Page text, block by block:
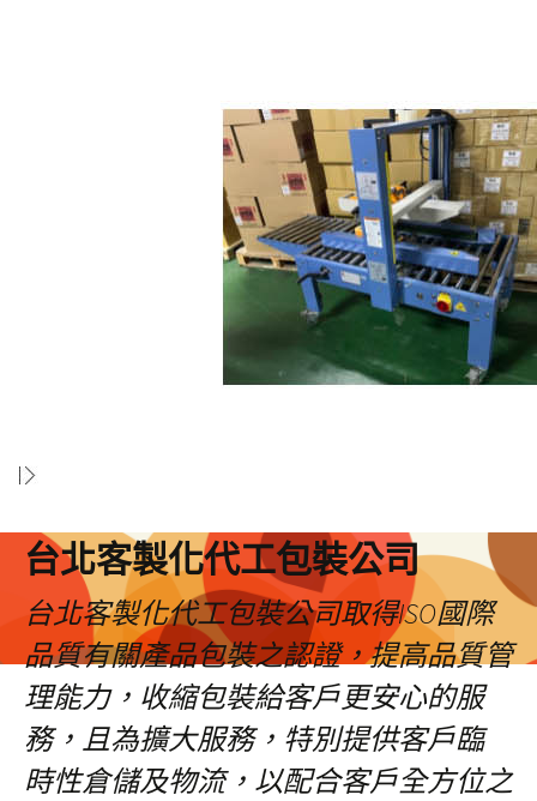
台北客製化代工包裝公司
台北客製化代工包裝公司取得ISO國際
品質有關產品包裝之認證，提高品質管
理能力，收縮包裝給客戶更安心的服
務，且為擴大服務，特別提供客戶臨
時性倉儲及物流，以配合客戶全方位之